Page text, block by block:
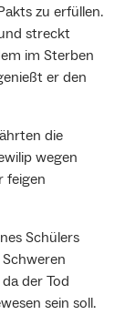
zu erfüllen.
streckt
im Sterben
er den
die
wegen
feigen
Schülers
der Tod
sein soll.